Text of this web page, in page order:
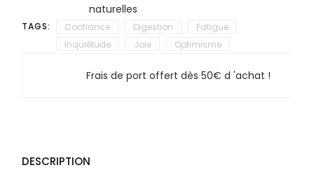
naturelles
TAGS: Confiance Digestion
Fatigue
Inquiétude
Joie Optimisme
Frais de port offert dès 50€ d 'achat !
DESCRIPTION